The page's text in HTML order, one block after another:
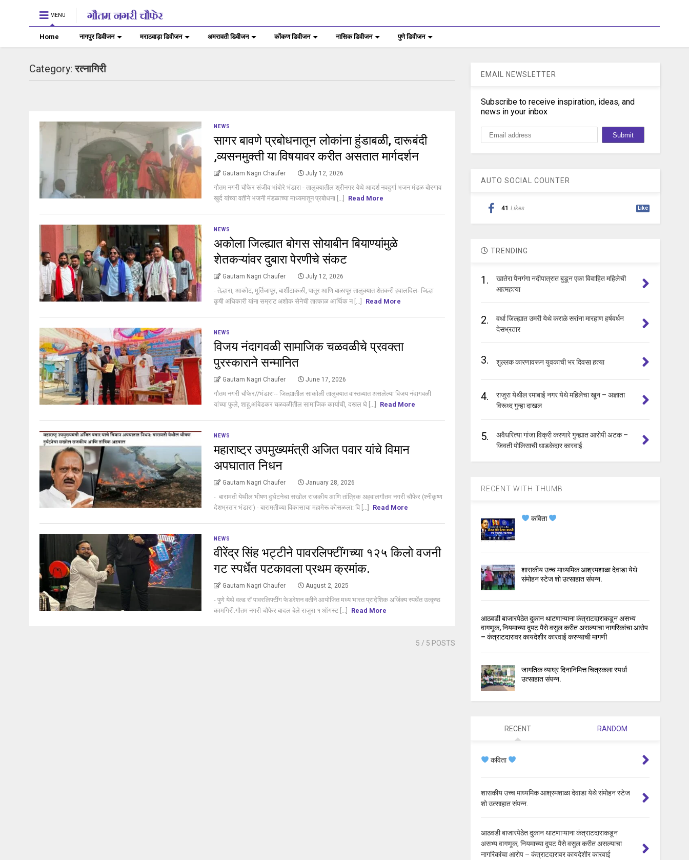
MENU
Home नागपुर डिवीजन मराठवाड़ा डिवीजन अमरावती डिवीजन कोंकण डिवीजन नासिक डिवीजन पुणे डिवीजन
Category:रत्‍नागिरी
NEWS
सागर बावणे प्रबोधनातून लोकांना हुंडाबळी, दारूबंदी
,व्यसनमुक्ती या विषयावर करीत असतात मार्गदर्शन
Gautam Nagri Chaufer July 12, 2026
गौतम नगरी चौफेर संजीव भांबोरे भंडारा - तालुक्यातील श्रीनगर येथे आदर्श नवदुर्गा भजन मंडळ बोरगाव
खुर्द यांच्या वतीने भजनी मंडळाच्या माध्यमातून प्रबोधना [...]
Read More
NEWS
अकोला जिल्ह्यात बोगस सोयाबीन बियाण्यांमुळे
शेतकऱ्यांवर दुबारा पेरणीचे संकट
Gautam Nagri Chaufer July 12, 2026
- तेल्हारा, आकोट, मूर्तिजापूर, बार्शीटाकळी, पातूर आणि बाळापूर तालुक्यात शेतकरी हवालदिल- जिल्हा
कृषी अधिकारी यांना सम्राट अशोक सेनेची तात्काळ आर्थिक न [...]
Read More
NEWS
विजय नंदागवळी सामाजिक चळवळीचे प्रवक्ता
पुरस्काराने सन्मानित
Gautam Nagri Chaufer June 17, 2026
गौतम नगरी चौफेर//भंडारा-- जिल्ह्यातील साकोली तालुक्यात वास्तव्यात असलेल्या विजय नंदागवळी
यांच्या फुले, शाहू,आंबेडकर चळवळीतील सामाजिक कार्याची, दखल घे [...]
Read More
NEWS
महाराष्ट्र उपमुख्यमंत्री अजित पवार यांचे विमान
अपघातात निधन
Gautam Nagri Chaufer January 28, 2026
- बारामती येथील भीषण दुर्घटनेचा सखोल राजकीय आणि तांत्रिक अहवालगौतम नगरी चौफेर (श्नीकृष्ण
देशभ्रतार भंडारा) - बारामतीच्या विकासाचा महामेरू कोसळला: वि [...]
Read More
NEWS
वीरेंद्र सिंह भट्टीने पावरलिफ्टींगच्या १२५ किलो वजनी
गट स्पर्धेत पटकावला प्रथम क्रमांक.
Gautam Nagri Chaufer August 2, 2025
- पुणे येथे वल्ड रॉ पावरलिफ्टींग फेडरेशन वतीने आयोजित मध्य भारत प्रादेशिक अजिंक्य स्पर्धेत उत्कृष्ठ
कामगिरी.गौतम नगरी चौफेर बादल बेले राजुरा १ ऑगस्ट [...]
Read More
5 / 5 POSTS
EMAIL NEWSLETTER
Subscribe to receive inspiration, ideas, and
news in your inbox
AUTO SOCIAL COUNTER
41 Likes Like
TRENDING
1.
खातेरा पैनगंगा नदीपात्रात बुडून एका विवाहित महिलेची
आत्महत्या
2.
वर्धा जिल्ह्यात उमरी येथे कराळे सरांना मारहाण हर्षवर्धन
देसभ्रतार
3. शुल्लक कारणावरून युवकाची भर दिवसा हत्या
4.
राजुरा येथील रमाबाई नगर येथे महिलेचा खून – अज्ञाता
विरूध्द गुन्हा दाखल
5.
अवैधरित्या गांजा विक्री करणारे गुन्ह्यात आरोपी अटक –
जिवती पोलिसाची धाडकेदार कारवाई.
RECENT WITH THUMB
कविता
शासकीय उच्च माध्यमिक आश्रमशाळा देवाडा येथे
संमोहन स्टेज शो उत्साहात संपन्न.
आठवडी बाजारपेठेत दुकान थाटणाऱ्याना कंत्राटदाराकडून असभ्य
वागणूक, नियमाच्या दुपट पैसे वसुल करीत असल्याचा नागरिकांचा आरोप
– कंत्राटदारावर कायदेशीर कारवाई करण्याची मागणी
जागतिक व्याघ्र दिनानिमित्त चित्रकला स्पर्धा
उत्साहात संपन्न.
RECENT RANDOM
कविता
शासकीय उच्च माध्यमिक आश्रमशाळा देवाडा येथे संमोहन स्टेज
शो उत्साहात संपन्न.
आठवडी बाजारपेठेत दुकान थाटणाऱ्याना कंत्राटदाराकडून
असभ्य वागणूक, नियमाच्या दुपट पैसे वसुल करीत असल्याचा
नागरिकांचा आरोप – कंत्राटदारावर कायदेशीर कारवाई